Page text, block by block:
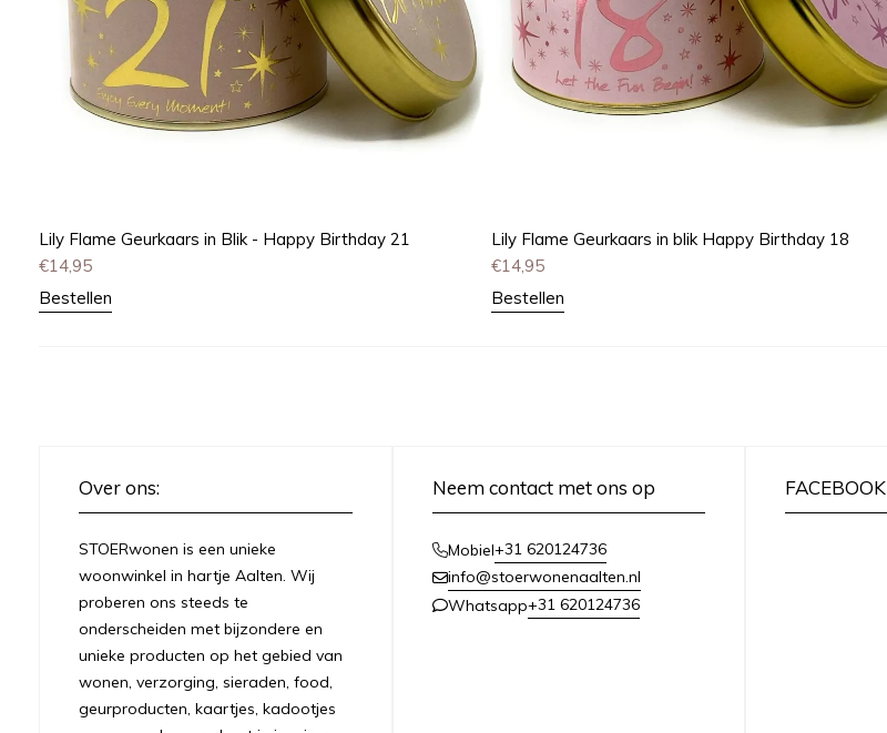
Lily Flame Geurkaars in Blik - Happy Birthday 21
€14,95
Bestellen
Lily Flame Geurkaars in blik Happy Birthday 18
€14,95
Bestellen
Over ons:
STOERwonen is een unieke
woonwinkel in hartje Aalten. Wij
proberen ons steeds te
onderscheiden met bijzondere en
unieke producten op het gebied van
wonen, verzorging, sieraden, food,
geurproducten, kaartjes, kadootjes
Neem contact met ons op
Mobiel+31 620124736
info@stoerwonenaalten.nl
Whatsapp+31 620124736
FACEBOOK